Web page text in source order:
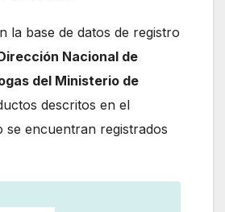
la base de datos de registro
Nacional de
del Ministerio de
descritos en el
se encuentran registrados